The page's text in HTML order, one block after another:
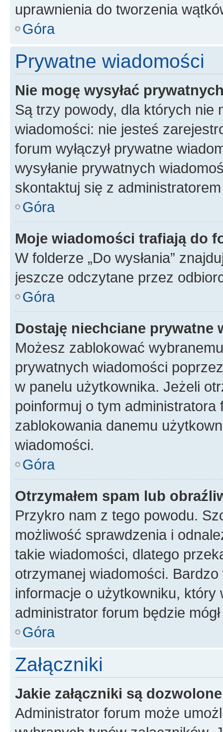
uprawnienia do tworzenia
Góra
Prywatne wiadomości
Nie mogę wysyłać
Są trzy powody, dla których nie
wiadomości: nie jesteś
forum wyłączył prywatne
wysyłanie prywatnych
skontaktuj się z
Góra
Moje wiadomości trafiają do
W folderze „Do wysłania”
jeszcze odczytane przez
Góra
Dostaję niechciane prywatne
Możesz zablokować
prywatnych wiadomości
w panelu użytkownika. Jeżeli
poinformuj o tym
zablokowania danemu
wiadomości.
Góra
Otrzymałem spam lub
Przykro nam z tego powodu.
możliwość sprawdzenia i
takie wiadomości, dlatego
otrzymanej wiadomości.
informacje o użytkowniku, który
administrator forum będzie
Góra
Załączniki
Jakie załączniki są
Administrator forum może